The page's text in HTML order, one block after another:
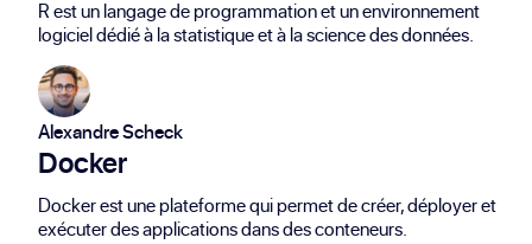
R est un langage de programmation et un environnement
logiciel dédié à la statistique et à la science des données.
Alexandre Scheck
Docker
Docker est une plateforme qui permet de créer, déployer et
exécuter des applications dans des conteneurs.